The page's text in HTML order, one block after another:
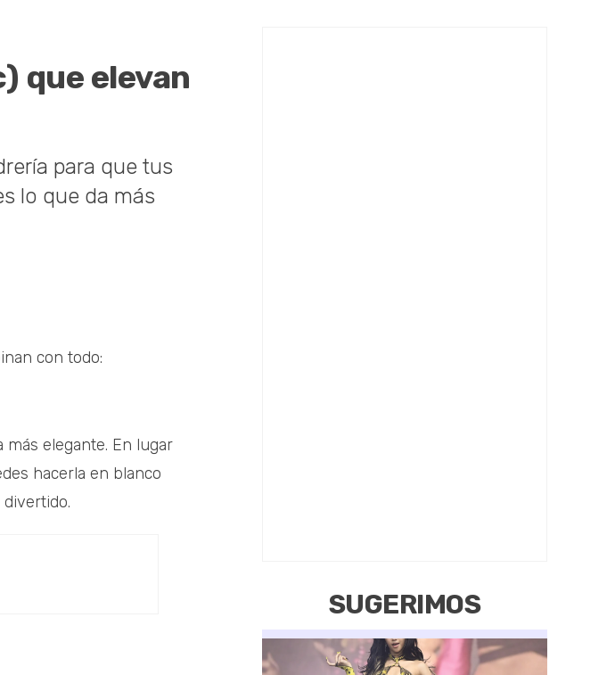
que elevan
para que tus
lo que da más
con todo:
elegante. En lugar
hacerla en blanco
SUGERIMOS